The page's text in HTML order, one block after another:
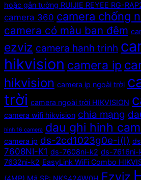
hoặc gắn tường RUIJIE REYEE RG-
camera 360 camera chống
camera có màu ban đêm
ezviz camera hanh trinh
hikvision camera ip
hikvision camera ip ngoài trời
trời camera ngoài trời HIKVISION
camera wifi hikvision chia mạng
hinh 16 camera dau ghi hinh
camera ip ds-2cd1023g0e-i(l)
7608NI-K1 ds-7608ni-k2 ds-7616ni-
7632ni-k2 EasyLink WiFi Combo
Ezviz